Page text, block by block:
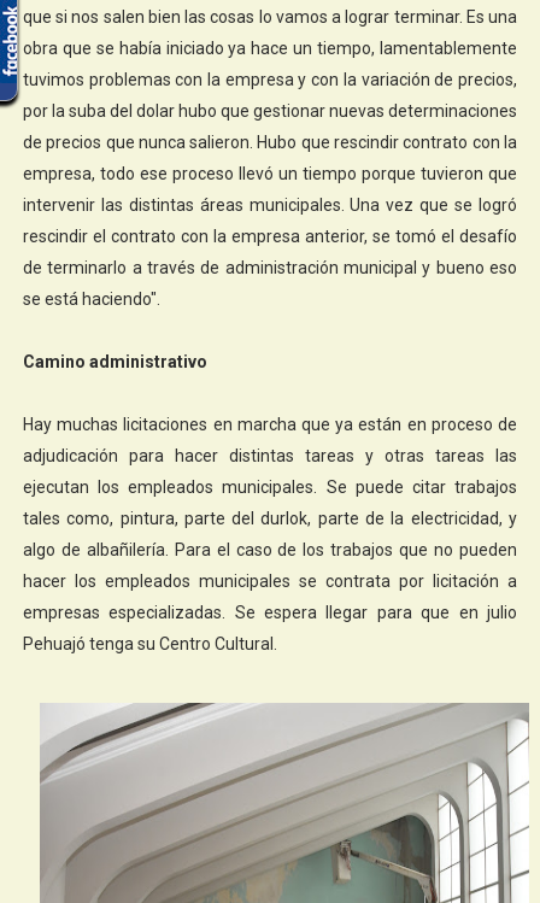
que si nos salen bien las cosas lo vamos a lograr terminar. Es una
obra que se había iniciado ya hace un tiempo, lamentablemente
tuvimos problemas con la empresa y con la variación de precios,
por la suba del dolar hubo que gestionar nuevas determinaciones
de precios que nunca salieron. Hubo que rescindir contrato con la
empresa, todo ese proceso llevó un tiempo porque tuvieron que
intervenir las distintas áreas municipales. Una vez que se logró
rescindir el contrato con la empresa anterior, se tomó el desafío
de terminarlo a través de administración municipal y bueno eso
se está haciendo".
Camino administrativo
Hay muchas licitaciones en marcha que ya están en proceso de
adjudicación para hacer distintas tareas y otras tareas las
ejecutan los empleados municipales. Se puede citar trabajos
tales como, pintura, parte del durlok, parte de la electricidad, y
algo de albañilería. Para el caso de los trabajos que no pueden
hacer los empleados municipales se contrata por licitación a
empresas especializadas. Se espera llegar para que en julio
Pehuajó tenga su Centro Cultural.